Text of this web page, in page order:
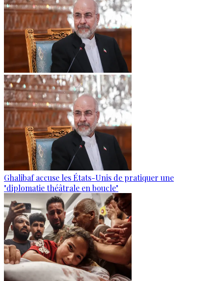
Ghalibaf accuse les États-Unis de pratiquer une
"diplomatie théâtrale en boucle"